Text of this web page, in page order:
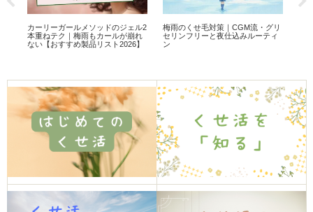
カーリーガールメソッドのジェル2
本重ねテク｜梅雨もカールが崩れ
ない【おすすめ製品リスト2026】
梅雨のくせ毛対策｜CGM流・グリ
セリンフリーと夜仕込みルーティ
ン